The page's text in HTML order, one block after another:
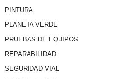
PINTURA
PLANETA VERDE
PRUEBAS DE EQUIPOS
REPARABILIDAD
SEGURIDAD VIAL